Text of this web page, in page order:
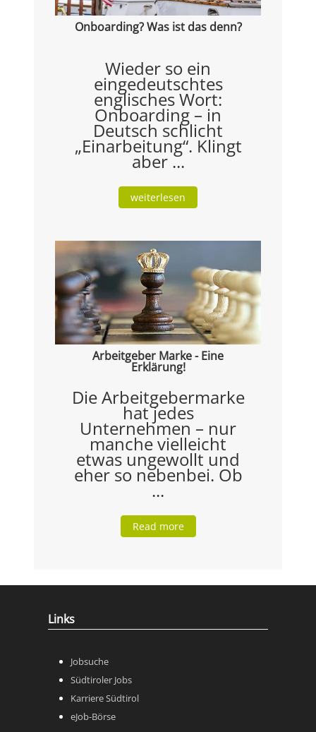
Onboarding? Was ist das denn?
Wieder so ein
eingedeutschtes
englisches Wort:
Onboarding – in
Deutsch schlicht
„Einarbeitung“. Klingt
aber ...
weiterlesen
Arbeitgeber Marke - Eine
Erklärung!
Die Arbeitgebermarke
hat jedes
Unternehmen – nur
manche vielleicht
etwas ungewollt und
eher so nebenbei. Ob
...
Read more
Links
Jobsuche
Südtiroler Jobs
Karriere Südtirol
eJob-Börse